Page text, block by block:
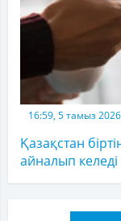
16:59, 5 тамыз 2026
Қазақстан
айналып келеді